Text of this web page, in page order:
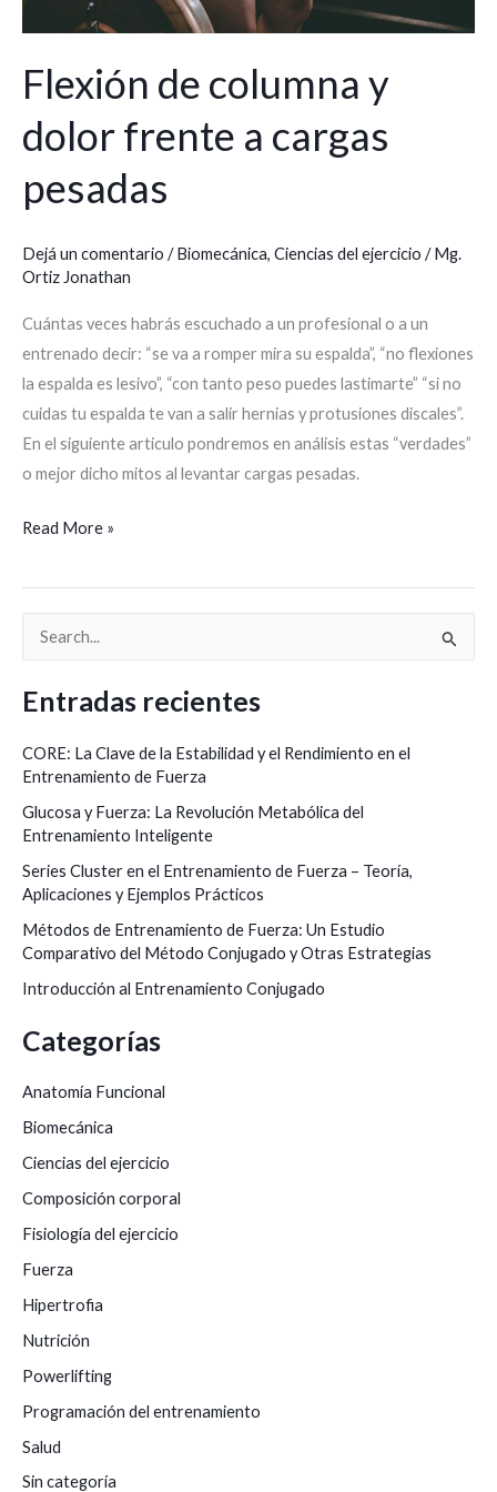
Flexión de columna y
dolor frente a cargas
pesadas
Dejá un comentario /Biomecánica, Ciencias del ejercicio /Mg.
Ortiz Jonathan
Cuántas veces habrás escuchado a un profesional o a un
entrenado decir: “se va a romper mira su espalda”, “no flexiones
la espalda es lesivo”, “con tanto peso puedes lastimarte” “si no
cuidas tu espalda te van a salir hernias y protusiones discales”.
En el siguiente articulo pondremos en análisis estas “verdades”
o mejor dicho mitos al levantar cargas pesadas.
Read More »
s
a
r
p
o
r
:
Entradas recientes
CORE: La Clave de la Estabilidad y el Rendimiento en el
Entrenamiento de Fuerza
Glucosa y Fuerza: La Revolución Metabólica del
Entrenamiento Inteligente
Series Cluster en el Entrenamiento de Fuerza – Teoría,
Aplicaciones y Ejemplos Prácticos
Métodos de Entrenamiento de Fuerza: Un Estudio
Comparativo del Método Conjugado y Otras Estrategias
Introducción al Entrenamiento Conjugado
Categorías
Anatomía Funcional
Biomecánica
Ciencias del ejercicio
Composición corporal
Fisiología del ejercicio
Fuerza
Hipertrofia
Nutrición
Powerlifting
Programación del entrenamiento
Salud
Sin categoría